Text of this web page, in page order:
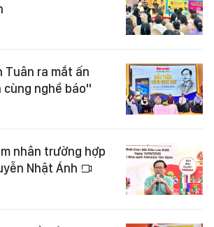
Tuân ra mắt ấn
cùng nghề báo"
nhân trường hợp
Nhật Ánh